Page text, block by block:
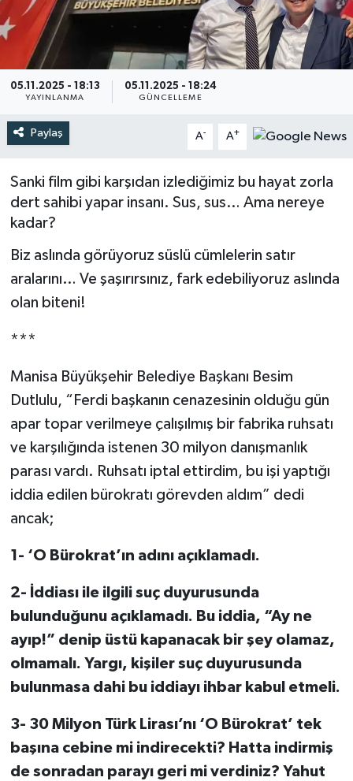
05.11.2025 - 18:13
YAYINLANMA
05.11.2025 - 18:24
GÜNCELLEME
Paylaş A- A+
Sanki film gibi karşıdan izlediğimiz bu hayat zorla
dert sahibi yapar insanı. Sus, sus… Ama nereye
kadar?
Biz aslında görüyoruz süslü cümlelerin satır
aralarını… Ve şaşırırsınız, fark edebiliyoruz aslında
olan biteni!
***
Manisa Büyükşehir Belediye Başkanı Besim
Dutlulu, “Ferdi başkanın cenazesinin olduğu gün
apar topar verilmeye çalışılmış bir fabrika ruhsatı
ve karşılığında istenen 30 milyon danışmanlık
parası vardı. Ruhsatı iptal ettirdim, bu işi yaptığı
iddia edilen bürokratı görevden aldım” dedi
ancak;
1- ‘O Bürokrat’ın adını açıklamadı.
2- İddiası ile ilgili suç duyurusunda
bulunduğunu açıklamadı. Bu iddia, “Ay ne
ayıp!” denip üstü kapanacak bir şey olamaz,
olmamalı. Yargı, kişiler suç duyurusunda
bulunmasa dahi bu iddiayı ihbar kabul etmeli.
3- 30 Milyon Türk Lirası’nı ‘O Bürokrat’ tek
başına cebine mi indirecekti? Hatta indirmiş
de sonradan parayı geri mi verdiniz? Yahut
Türkiye
Yaşam